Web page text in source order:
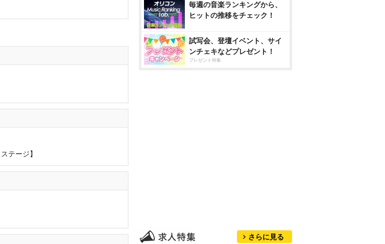
テージ】
毎週の音楽ランキングから、
ヒットの推移をチェック！
試写会、登壇イベント、サイ
ンチェキなどプレゼント！
プレゼント特集
さらに見る